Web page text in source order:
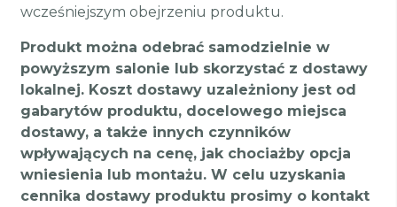
wcześniejszym obejrzeniu produktu.
Produkt można odebrać samodzielnie w
powyższym salonie lub skorzystać z dostawy
lokalnej. Koszt dostawy uzależniony jest od
gabarytów produktu, docelowego miejsca
dostawy, a także innych czynników
wpływających na cenę, jak chociażby opcja
wniesienia lub montażu. W celu uzyskania
cennika dostawy produktu prosimy o kontakt